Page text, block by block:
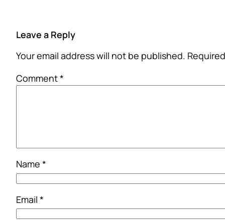
Leave a Reply
Your email address will not be published.
Comment*
Name *
Email *